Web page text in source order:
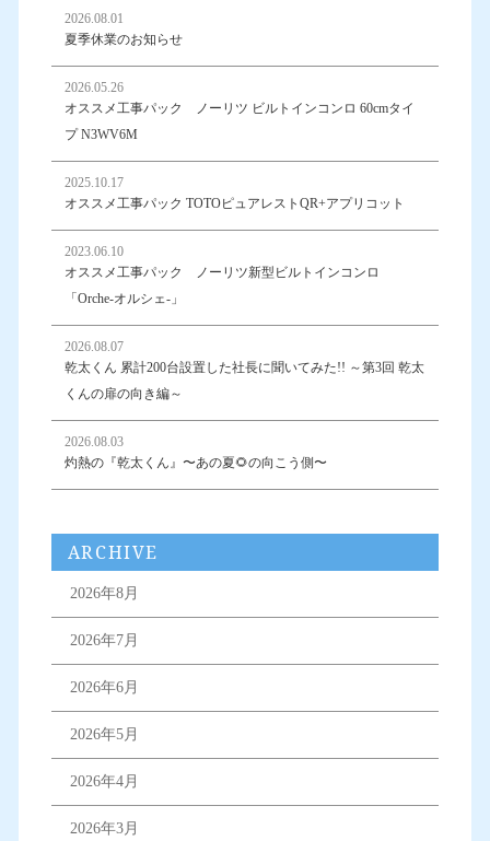
2026.08.01
夏季休業のお知らせ
2026.05.26
オススメ工事パック ノーリツ ビルトインコンロ 60cmタイ
プ N3WV6M
2025.10.17
オススメ工事パック TOTOピュアレストQR+アプリコット
2023.06.10
オススメ工事パック ノーリツ新型ビルトインコンロ
「Orche-オルシェ-」
2026.08.07
乾太くん 累計200台設置した社長に聞いてみた!! ～第3回 乾太
くんの扉の向き編～
2026.08.03
灼熱の『乾太くん』〜あの夏🌻の向こう側〜
ARCHIVE
2026年8月
2026年7月
2026年6月
2026年5月
2026年4月
2026年3月